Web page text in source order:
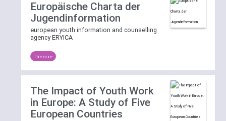
Europäische Charta der
Jugendinformation
european youth information and counselling
agency ERYICA
Theorie
The Impact of Youth Work
in Europe: A Study of Five
European Countries